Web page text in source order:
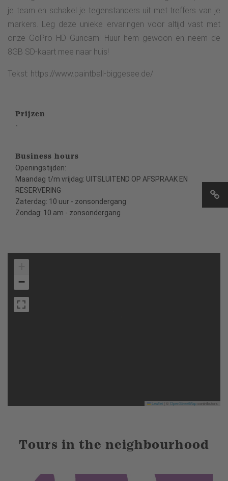
je team en schakel je tegenstanders uit met treffers van je
markers. Leg deze unieke ervaringen voor altijd vast met
onze GoPro HD Guncam! Huur hem gewoon en neem de
8GB SD-kaart mee naar huis!
Tekst: https://www.paintball-biggesee.de/
Prijzen
-
Business hours
Openingstijden:
Maandag t/m vrijdag: UITSLUITEND OP AFSPRAAK EN
RESERVERING
Zaterdag: 10 uur - zonsondergang
Zondag: 10 am - zonsondergang
−
Leaflet OpenStreetMapcontributors
Tours in the neighbourhood